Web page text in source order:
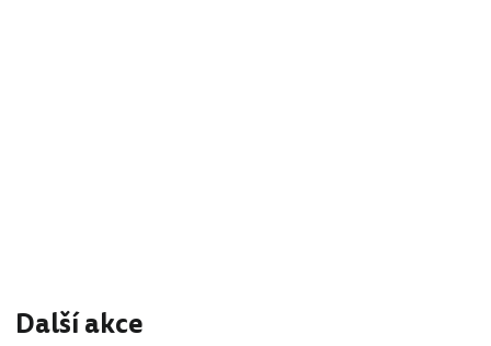
Další akce